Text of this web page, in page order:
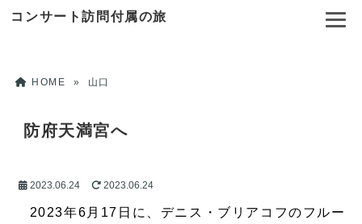
コンサート訪問付属の旅
HOME » 山口
防府天満宮へ
2023.06.24 2023.06.24
2023年6月17日に、デニス・ブリアコフのフルー